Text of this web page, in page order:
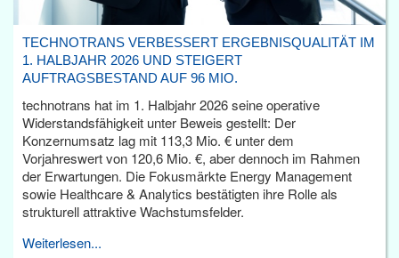
TECHNOTRANS VERBESSERT ERGEBNISQUALITÄT IM
1. HALBJAHR 2026 UND STEIGERT
AUFTRAGSBESTAND AUF 96 MIO.
technotrans hat im 1. Halbjahr 2026 seine operative
Widerstandsfähigkeit unter Beweis gestellt: Der
Konzernumsatz lag mit 113,3 Mio. € unter dem
Vorjahreswert von 120,6 Mio. €, aber dennoch im Rahmen
der Erwartungen. Die Fokusmärkte Energy Management
sowie Healthcare & Analytics bestätigten ihre Rolle als
strukturell attraktive Wachstumsfelder.
Weiterlesen...